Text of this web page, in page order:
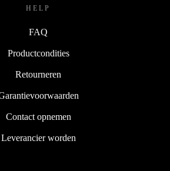
HELP
FAQ
Productcondities
Retourneren
Contact opnemen
Leverancier worden